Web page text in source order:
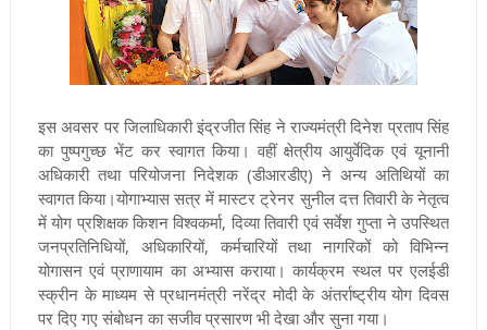
इस अवसर पर जिलाधिकारी इंद्रजीत सिंह ने राज्यमंत्री दिनेश प्रताप सिंह
का पुष्पगुच्छ भेंट कर स्वागत किया। वहीं क्षेत्रीय आयुर्वेदिक एवं यूनानी
अधिकारी तथा परियोजना निदेशक (डीआरडीए) ने अन्य अतिथियों का
स्वागत किया।योगाभ्यास सत्र में मास्टर ट्रेनर सुनील दत्त तिवारी के नेतृत्व
में योग प्रशिक्षक किशन विश्वकर्मा, दिव्या तिवारी एवं सर्वेश गुप्ता ने उपस्थित
जनप्रतिनिधियों, अधिकारियों, कर्मचारियों तथा नागरिकों को विभिन्न
योगासन एवं प्राणायाम का अभ्यास कराया। कार्यक्रम स्थल पर एलईडी
स्क्रीन के माध्यम से प्रधानमंत्री नरेंद्र मोदी के अंतर्राष्ट्रीय योग दिवस
पर दिए गए संबोधन का सजीव प्रसारण भी देखा और सुना गया।